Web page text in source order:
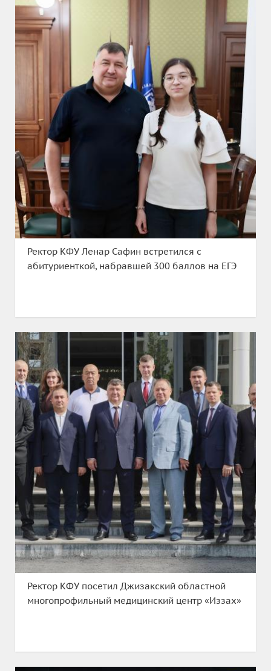
Ректор КФУ Ленар Сафин встретился с
абитуриенткой, набравшей 300 баллов на ЕГЭ
Ректор КФУ посетил Джизакский областной
многопрофильный медицинский центр «Иззах»